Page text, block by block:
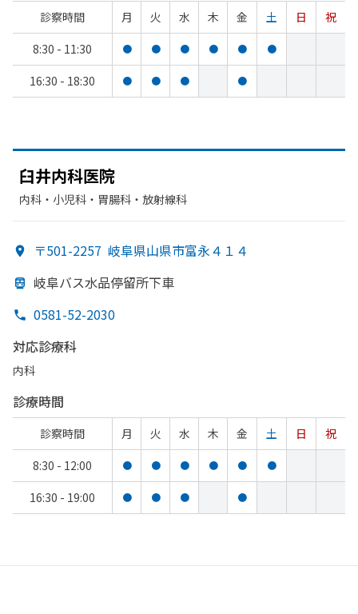
診察時間 月 火 水 木 金 土 日
祝
8:30 - 11:30
● ● ● ● ● ●
16:30 - 18:30 ● ● ● ●
臼井内科医院
内科・​小児科・​胃腸科・​放射線科
〒501-2257 岐阜県山県市富永４１４
岐阜バス水品停留所下車
0581-52-2030
対応診療科
内科
診療時間
診察時間 月 火 水 木 金 土 日
祝
8:30 - 12:00
● ● ● ● ● ●
16:30 - 19:00 ● ● ● ●